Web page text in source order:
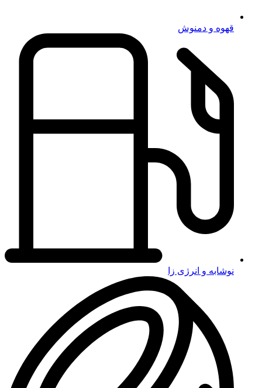
قهوه و دمنوش
نوشابه و انرژی زا